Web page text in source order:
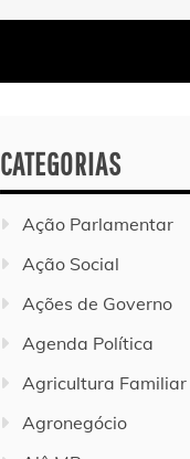
CATEGORIAS
Ação Parlamentar
Ação Social
Ações de Governo
Agenda Política
Agricultura Familiar
Agronegócio